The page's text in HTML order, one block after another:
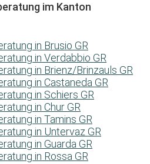
im Kanton
in Brusio GR
in Verdabbio GR
in Brienz/Brinzauls GR
in Castaneda GR
in Schiers GR
in Chur GR
in Tamins GR
in Untervaz GR
in Guarda GR
in Rossa GR